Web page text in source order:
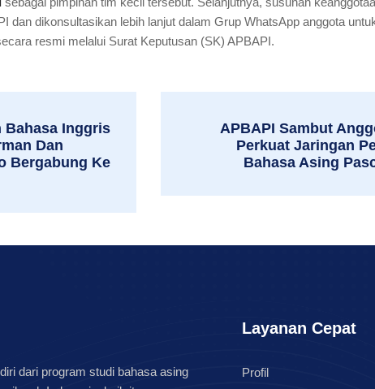
dan dikonsultasikan lebih lanjut dalam Grup WhatsApp anggota
resmi melalui Surat Keputusan (SK) APBAPI.
Bahasa Inggris
Dan
Bergabung Ke
APBAPI Sambut
Perkuat Jaringan
Bahasa Asing
dari program studi bahasa asing
Layanan Cepat
Profil